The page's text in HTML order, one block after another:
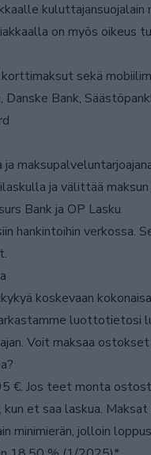
on myös oikeus
sekä
Danske Bank,
ja välittää
Bank ja OP Lasku
hankintoihin
koskevaan
luottotietosi
Voit maksaa
€. Jos teet monta
et saa laskua.
minimierän, jolloin